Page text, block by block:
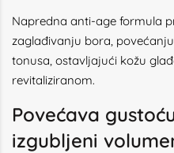
Napredna anti-age formula
zaglađivanju bora,
tonusa, ostavljajući kožu
revitaliziranom.
Povećava
izgubljeni